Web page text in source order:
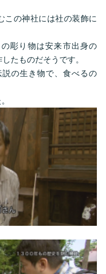
この神社には社の装飾に
彫り物は安来市出身の
たものだそうです。
の生き物で、食べるの